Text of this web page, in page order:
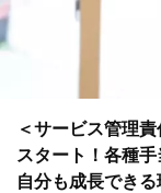
＜サービス管理
スタート！各種
自分も成長できる